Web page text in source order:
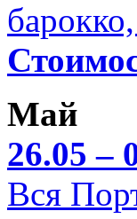
Май
26.05 –
Вся